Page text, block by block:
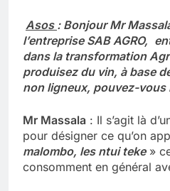
Asos : Bonjour Mr
l’entreprise SAB AGRO,
dans la transformation
produisez du vin, à base
non ligneux, pouvez-vous
Mr Massala : Il s’agit là
pour désigner ce qu’on
malombo, les ntui teke»
consomment en général